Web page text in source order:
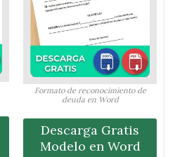
Formato de reconocimiento de
deuda en Word
Descarga Gratis
Modelo en Word